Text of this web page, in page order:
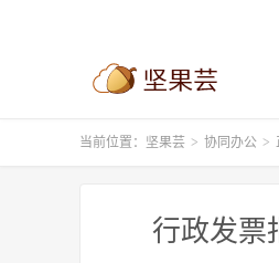
当前位置： 坚果芸 > 协同办公 >
行政发票